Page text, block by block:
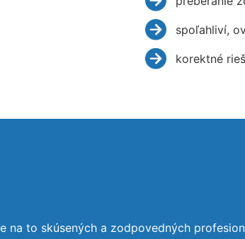
spoľahliví,
korektné
na to skúsených a zodpovedných